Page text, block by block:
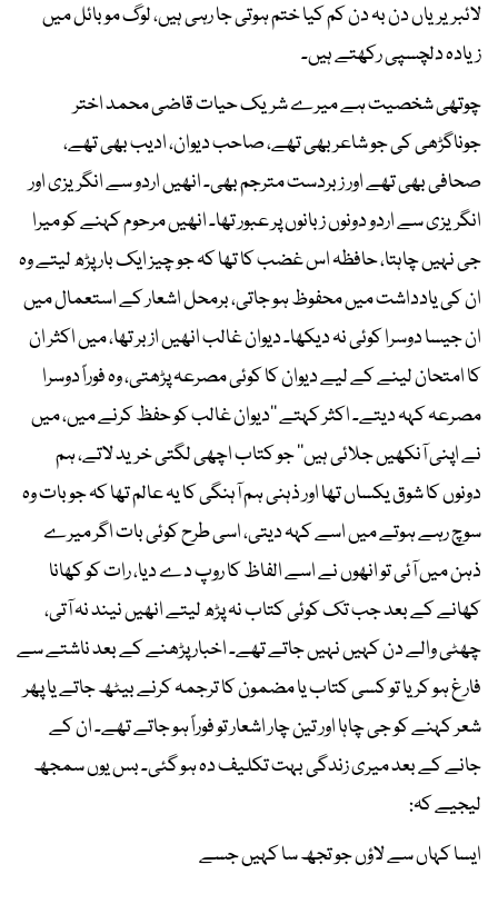
لائبریریاں دن بہ دن کم کیا ختم ہوتی جا رہی ہیں، لوگ موبائل میں
زیادہ دلچسپی رکھتے ہیں۔
چوتھی شخصیت ہے میرے شریک حیات قاضی محمد اختر
جوناگڑھی کی جو شاعر بھی تھے، صاحب دیوان، ادیب بھی تھے،
صحافی بھی تھے اور زبردست مترجم بھی۔ انھیں اردو سے انگریزی اور
انگریزی سے اردو دونوں زبانوں پر عبور تھا۔ انھیں مرحوم کہنے کو میرا
جی نہیں چاہتا، حافظہ اس غضب کا تھا کہ جو چیز ایک بار پڑھ لیتے وہ
ان کی یادداشت میں محفوظ ہو جاتی، برمحل اشعار کے استعمال میں
ان جیسا دوسرا کوئی نہ دیکھا۔ دیوان غالب انھیں ازبر تھا، میں اکثر ان
کا امتحان لینے کے لیے دیوان کا کوئی مصرعہ پڑھتی، وہ فوراً دوسرا
مصرعہ کہہ دیتے۔ اکثر کہتے ’’دیوان غالب کو حفظ کرنے میں، میں
نے اپنی آنکھیں جلائی ہیں‘‘ جو کتاب اچھی لگتی خرید لاتے، ہم
دونوں کا شوق یکساں تھا اور ذہنی ہم آہنگی کا یہ عالم تھا کہ جو بات وہ
سوچ رہے ہوتے میں اسے کہہ دیتی، اسی طرح کوئی بات اگر میرے
ذہن میں آئی تو انھوں نے اسے الفاظ کا روپ دے دیا، رات کو کھانا
کھانے کے بعد جب تک کوئی کتاب نہ پڑھ لیتے انھیں نیند نہ آتی،
چھٹی والے دن کہیں نہیں جاتے تھے۔ اخبار پڑھنے کے بعد ناشتے سے
فارغ ہو کر یا تو کسی کتاب یا مضمون کا ترجمہ کرنے بیٹھ جاتے یا پھر
شعر کہنے کو جی چاہا اور تین چار اشعار تو فوراً ہو جاتے تھے۔ ان کے
جانے کے بعد میری زندگی بہت تکلیف دہ ہو گئی۔ بس یوں سمجھ
لیجیے کہ:
ایسا کہاں سے لاؤں جو تجھ سا کہیں جسے